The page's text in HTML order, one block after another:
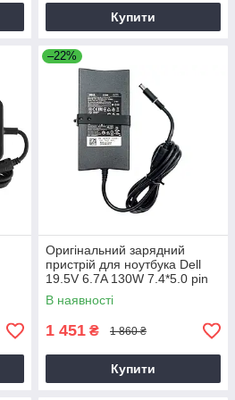
Купити
–22%
Оригінальний зарядний
пристрій для ноутбука Dell
19.5V 6.7A 130W 7.4*5.0 pin
Slim (PA-4E)
В наявності
1 451 ₴ 1 860 ₴
Купити